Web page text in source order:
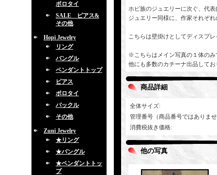
ボロタイ
SALE ピアス&
その他
Hopi Jewelry
リング
バングル
ペンダントトップ
ピアス
ボロタイ
バックル
その他
Zuni Jewelry
★リング
★バングル
★ペンダントトッ
プ
ホピ族のジュエリーに次ぐ、代
ジュエリー同様に、作家それぞ
こちらは壁掛けとしてディスプ
※こちらはメイン写真の１体のみ
他にも多数のカチーナ出品して
商品詳細
全体サイズ:
管理番号（商品番号ではありま
消費税抜き価格:
他の写真